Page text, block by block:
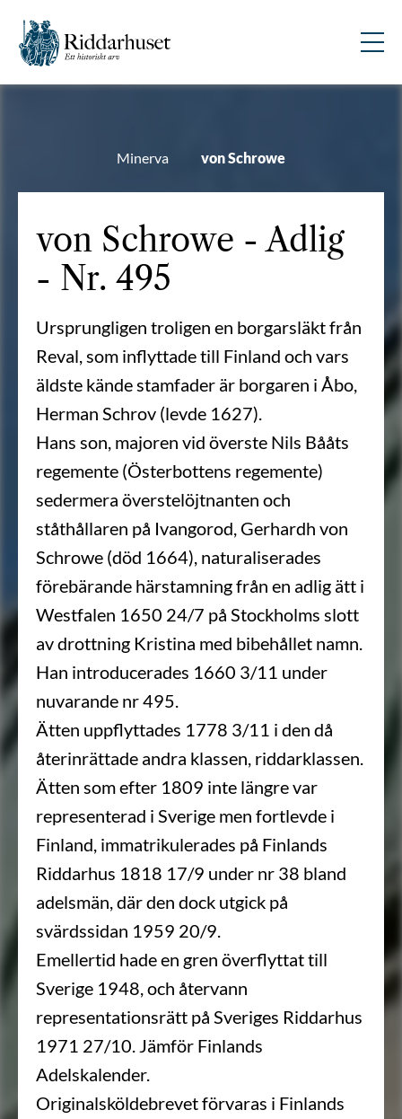
Minerva von Schrowe
von Schrowe - Adlig
- Nr. 495
Ursprungligen troligen en borgarsläkt från
Reval, som inflyttade till Finland och vars
äldste kände stamfader är borgaren i Åbo,
Herman Schrov (levde 1627).
Hans son, majoren vid överste Nils Bååts
regemente (Österbottens regemente)
sedermera överstelöjtnanten och
ståthållaren på Ivangorod, Gerhardh von
Schrowe (död 1664), naturaliserades
förebärande härstamning från en adlig ätt i
Westfalen 1650 24/7 på Stockholms slott
av drottning Kristina med bibehållet namn.
Han introducerades 1660 3/11 under
nuvarande nr 495.
Ätten uppflyttades 1778 3/11 i den då
återinrättade andra klassen, riddarklassen.
Ätten som efter 1809 inte längre var
representerad i Sverige men fortlevde i
Finland, immatrikulerades på Finlands
Riddarhus 1818 17/9 under nr 38 bland
adelsmän, där den dock utgick på
svärdssidan 1959 20/9.
Emellertid hade en gren överflyttat till
Sverige 1948, och återvann
representationsrätt på Sveriges Riddarhus
1971 27/10. Jämför Finlands
Adelskalender.
Originalsköldebrevet förvaras i Finlands